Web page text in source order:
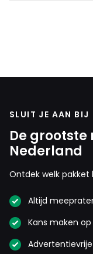
SLUIT JE AAN BIJ
De
Nederland
Ontdek welk pakket
Altijd
Kans maken